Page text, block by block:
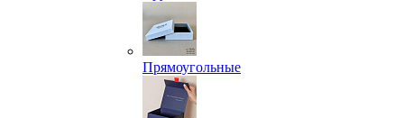
Прямоугольные